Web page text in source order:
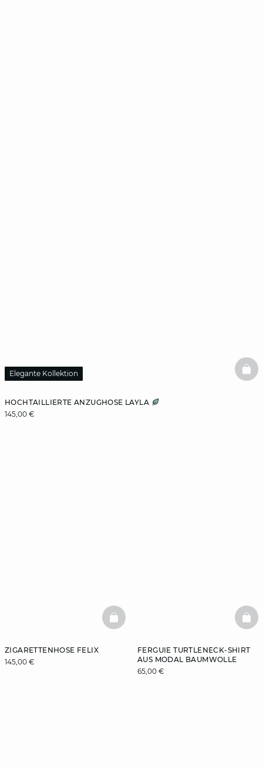
HOCHTAILLIERTE ANZUGHOSE LAYLA
145,00 €
Elegante Kollektion
ZIGARETTENHOSE FELIX
145,00 €
BASKETFULL
FERGUIE TURTLENECK-SHIRT
AUS MODAL BAUMWOLLE
65,00 €